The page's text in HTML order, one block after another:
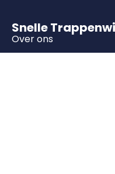
Snelle
Over ons